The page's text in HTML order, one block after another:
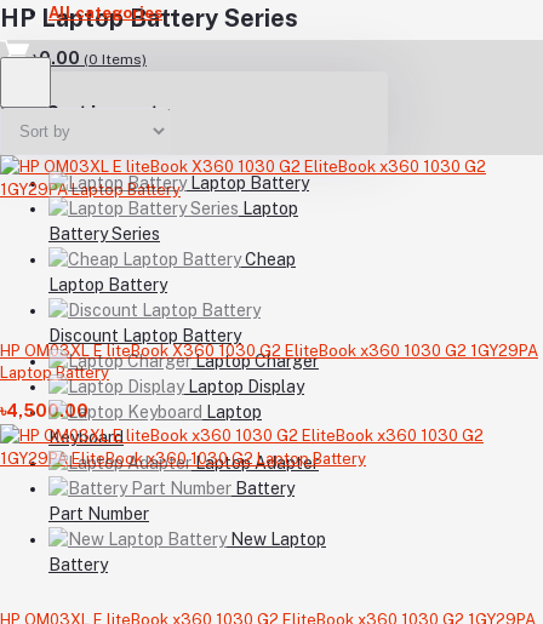
All categories
৳0.00 (0 Items)
Your Cart is empty
Laptop Battery
Laptop
Battery Series
Cheap
Laptop Battery
Discount Laptop Battery
Laptop Charger
Laptop Display
Laptop
Keyboard
Laptop Adapter
Battery
Part Number
New Laptop
Battery
HP Laptop Battery Series
HP OM03XL E liteBook X360 1030 G2 EliteBook x360 1030 G2 1GY29PA
Laptop Battery
৳4,500.00
HP OM03XL E liteBook x360 1030 G2 EliteBook x360 1030 G2 1GY29PA